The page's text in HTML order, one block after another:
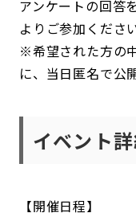
アンケートの回答
よりご参加くださ
※希望された方の
に、当日匿名で公
イベント
【開催日程】